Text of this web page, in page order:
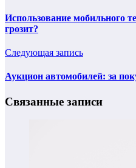
Использование мобильного
грозит?
Следующая запись
Аукцион автомобилей: за
Связанные записи